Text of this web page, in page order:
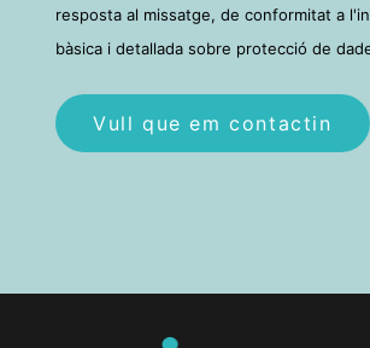
resposta al missatge, de conformitat a
bàsica i detallada sobre protecció de